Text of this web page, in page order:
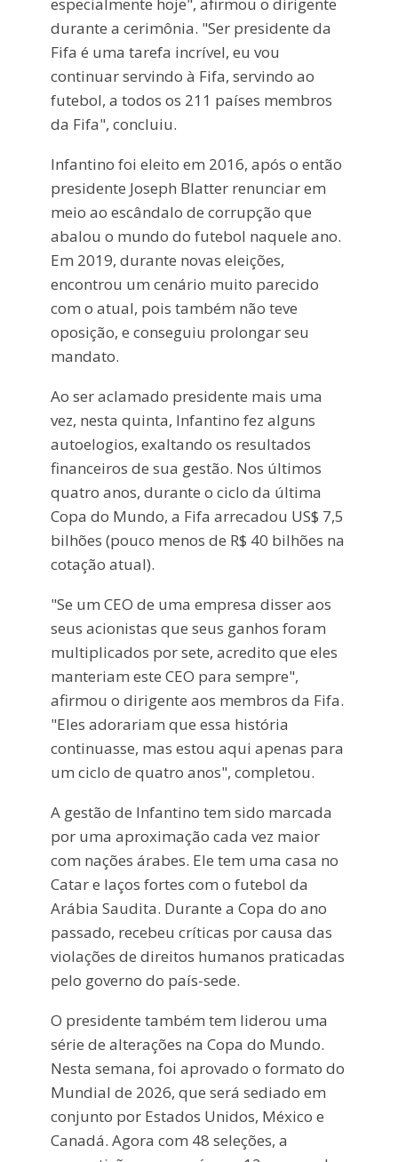
especialmente hoje", afirmou o dirigente
durante a cerimônia. "Ser presidente da
Fifa é uma tarefa incrível, eu vou
continuar servindo à Fifa, servindo ao
futebol, a todos os 211 países membros
da Fifa", concluiu.
Infantino foi eleito em 2016, após o então
presidente Joseph Blatter renunciar em
meio ao escândalo de corrupção que
abalou o mundo do futebol naquele ano.
Em 2019, durante novas eleições,
encontrou um cenário muito parecido
com o atual, pois também não teve
oposição, e conseguiu prolongar seu
mandato.
Ao ser aclamado presidente mais uma
vez, nesta quinta, Infantino fez alguns
autoelogios, exaltando os resultados
financeiros de sua gestão. Nos últimos
quatro anos, durante o ciclo da última
Copa do Mundo, a Fifa arrecadou US$ 7,5
bilhões (pouco menos de R$ 40 bilhões na
cotação atual).
"Se um CEO de uma empresa disser aos
seus acionistas que seus ganhos foram
multiplicados por sete, acredito que eles
manteriam este CEO para sempre",
afirmou o dirigente aos membros da Fifa.
"Eles adorariam que essa história
continuasse, mas estou aqui apenas para
um ciclo de quatro anos", completou.
A gestão de Infantino tem sido marcada
por uma aproximação cada vez maior
com nações árabes. Ele tem uma casa no
Catar e laços fortes com o futebol da
Arábia Saudita. Durante a Copa do ano
passado, recebeu críticas por causa das
violações de direitos humanos praticadas
pelo governo do país-sede.
O presidente também tem liderou uma
série de alterações na Copa do Mundo.
Nesta semana, foi aprovado o formato do
Mundial de 2026, que será sediado em
conjunto por Estados Unidos, México e
Canadá. Agora com 48 seleções, a